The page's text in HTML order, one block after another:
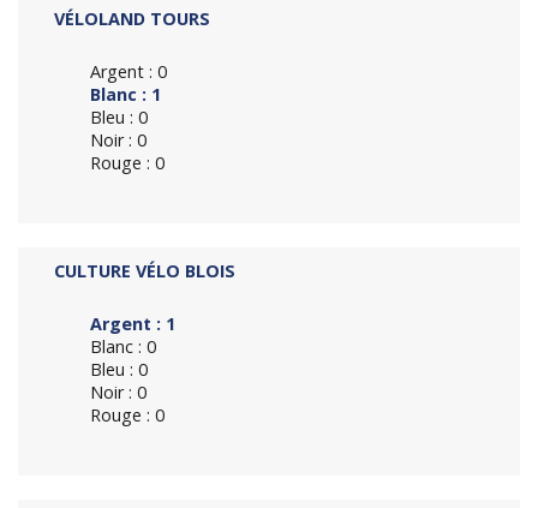
VÉLOLAND TOURS
Argent : 0
Blanc : 1
Bleu : 0
Noir : 0
Rouge : 0
CULTURE VÉLO BLOIS
Argent : 1
Blanc : 0
Bleu : 0
Noir : 0
Rouge : 0